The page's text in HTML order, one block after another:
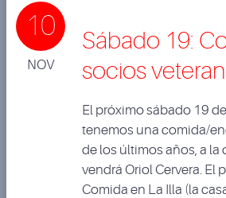
10
NOV
Sábado 19:
socios
El próximo sábado 19
tenemos una comida/
de los últimos años, a la
vendrá Oriol Cervera. El
Comida en La Illa (la